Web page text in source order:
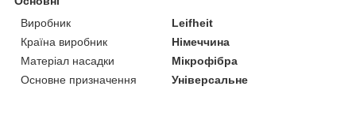
Виробник
Leifheit
Країна виробник
Німеччина
Матеріал насадки
Мікрофібра
Основне призначення
Універсальне